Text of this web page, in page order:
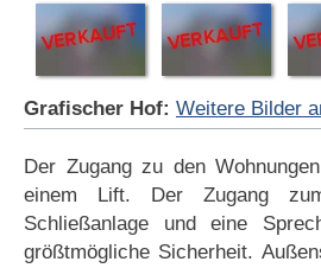
Grafischer Hof: Weitere Bilder
Der Zugang zu den
einem Lift. Der Zugang
Schließanlage und eine
größtmögliche Sicherheit.